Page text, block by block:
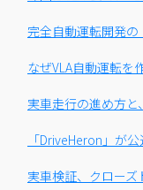
完全自動運転開発の
なぜVLA自動運転を
実車走行の進め方
「DriveHeron」が
実車検証、クローズ